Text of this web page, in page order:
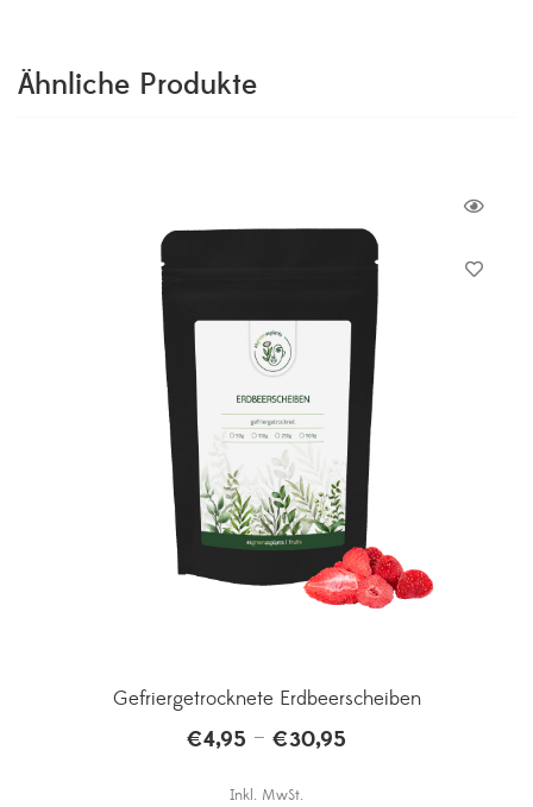
Ähnliche Produkte
Gefriergetrocknete Erdbeerscheiben
€4,95 – €30,95
Inkl. MwSt.